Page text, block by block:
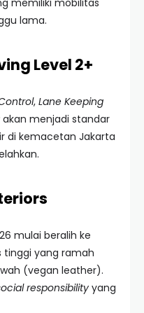
memiliki mobilitas
lama.
Level 2+
, Lane Keeping
akan menjadi standar
di kemacetan Jakarta
mulai beralih ke
tinggi yang ramah
(vegan leather).
responsibilityyang